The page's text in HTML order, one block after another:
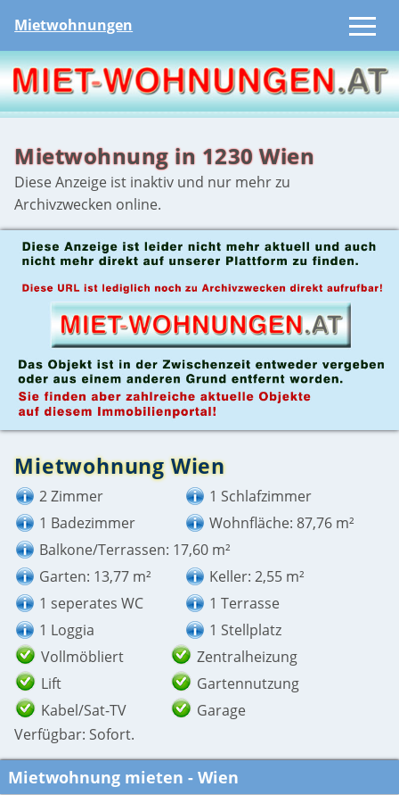
Mietwohnungen
Mietwohnung in 1230 Wien
Diese Anzeige ist inaktiv und nur mehr zu
Archivzwecken online.
Mietwohnung Wien
2 Zimmer
1 Schlafzimmer
1 Badezimmer
Wohnfläche: 87,76 m²
Balkone/Terrassen: 17,60 m²
Garten: 13,77 m²
Keller: 2,55 m²
1 seperates WC
1 Terrasse
1 Loggia
1 Stellplatz
Vollmöbliert
Zentralheizung
Lift
Gartennutzung
Kabel/Sat-TV
Garage
Verfügbar: Sofort.
Mietwohnung mieten - Wien